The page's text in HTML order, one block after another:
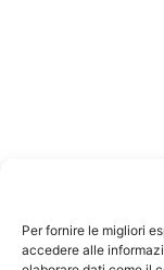
Per fornire le migliori
accedere alle